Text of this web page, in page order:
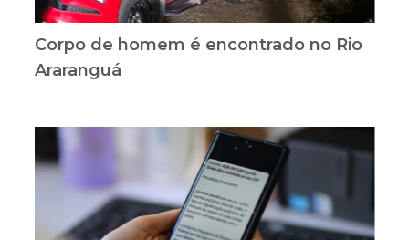
Corpo de homem é encontrado no Rio
Araranguá